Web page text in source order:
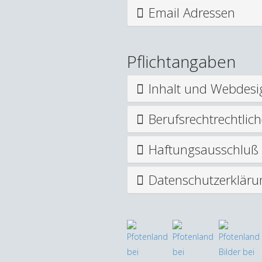
Email Adressen
Pflichtangaben
Inhalt und
Haftungsausschluß